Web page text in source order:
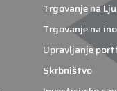
Trgovanje na
Trgovanje na
Upravljanje
Skrbništvo